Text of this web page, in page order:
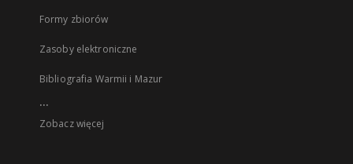
Formy zbiorów
Zasoby elektroniczne
Bibliografia Warmii i Mazur
...
Zobacz więcej